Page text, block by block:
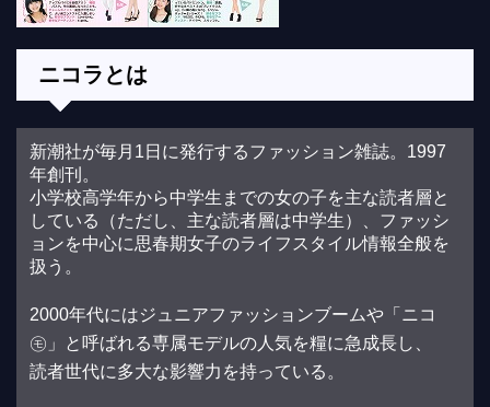
ニコラとは
新潮社が毎月1日に発行するファッション雑誌。1997
年創刊。
小学校高学年から中学生までの女の子を主な読者層と
している（ただし、主な読者層は中学生）、ファッシ
ョンを中心に思春期女子のライフスタイル情報全般を
扱う。
2000年代にはジュニアファッションブームや「ニコ
㋲」と呼ばれる専属モデルの人気を糧に急成長し、
読者世代に多大な影響力を持っている。